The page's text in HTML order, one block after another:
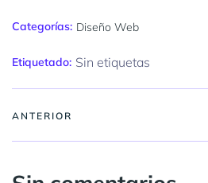
Categorías: Diseño Web
Etiquetado: Sin etiquetas
ANTERIOR